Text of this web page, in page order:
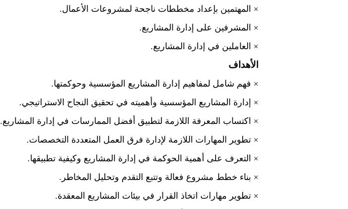
× المهتمين بإعداد مخططات ناجحة لمشروعات الأعمال.
× المشرفين على إدارة المشاريع.
× العاملين في إدارة المشاريع.
الأهداف
× فهم شامل لمفاهيم إدارة المشاريع المؤسسية وحوكمتها.
× إدارة المشاريع المؤسسية وأهميته في تحقيق النجاح الاستراتيجي.
× اكتساب المعرفة اللازمة لتطبيق أفضل الممارسات في إدارة المشاريع.
× تطوير المهارات اللازمة لإدارة فرق العمل المتعددة التخصصات.
× التعرف على أهمية الحوكمة في إدارة المشاريع وكيفية تطبيقها.
× بناء خطط مشروع فعالة وتتبع التقدم وتحليل المخاطر.
× تطوير مهارات اتخاذ القرار في بيئات المشاريع المعقدة.